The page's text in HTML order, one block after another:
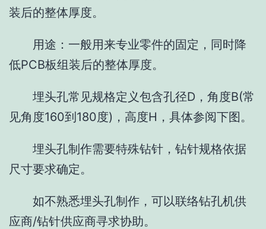
装后的整体厚度。
用途：一般用来专业零件的固定，同时降
低PCB板组装后的整体厚度。
埋头孔常见规格定义包含孔径D，角度B(常
见角度160到180度)，高度H，具体参阅下图。
埋头孔制作需要特殊钻针，钻针规格依据
尺寸要求确定。
如不熟悉埋头孔制作，可以联络钻孔机供
应商/钻针供应商寻求协助。